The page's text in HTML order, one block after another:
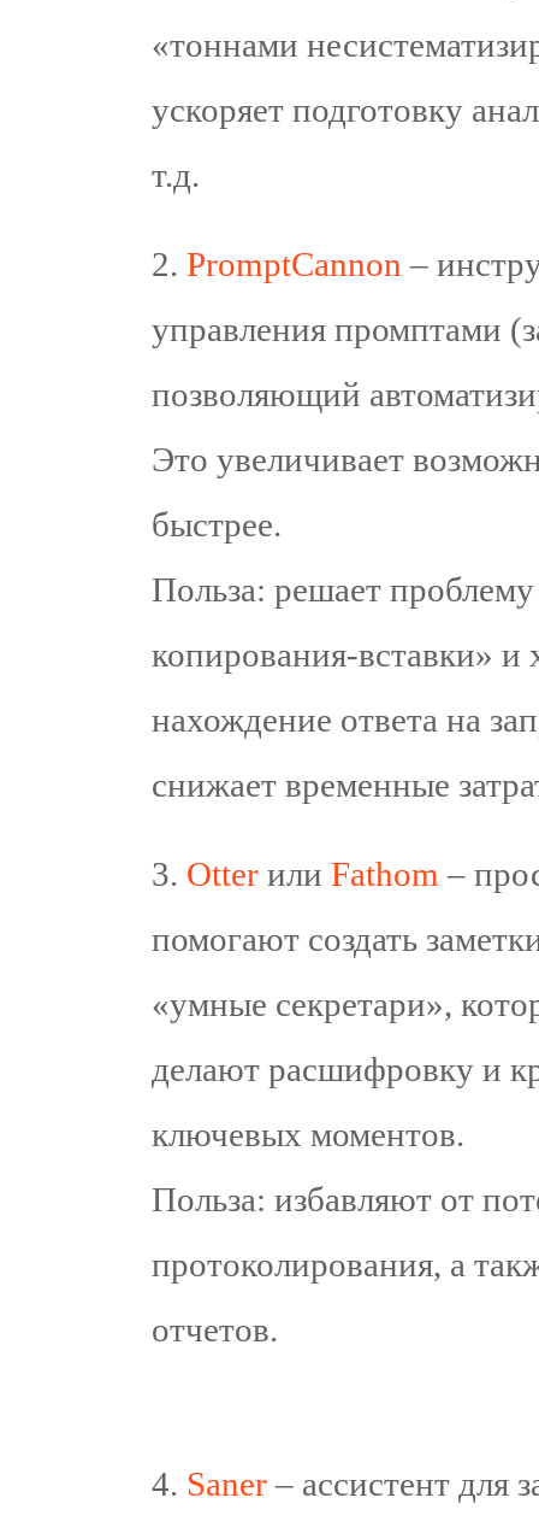
«тоннами
ускоряет подготовку
т.д.
2.⁠ ⁠ PromptCannon –
управления промптами
позволяющий
Это увеличивает
быстрее.
Польза: решает
копирования‑вставки»
нахождение ответа на
снижает временные
3.⁠ ⁠ Otter или Fathom –
помогают создать
«умные секретари»,
делают расшифровку и
ключевых моментов.
Польза: избавляют от
протоколирования, а
отчетов.
4.⁠ ⁠ Saner– ассистент для